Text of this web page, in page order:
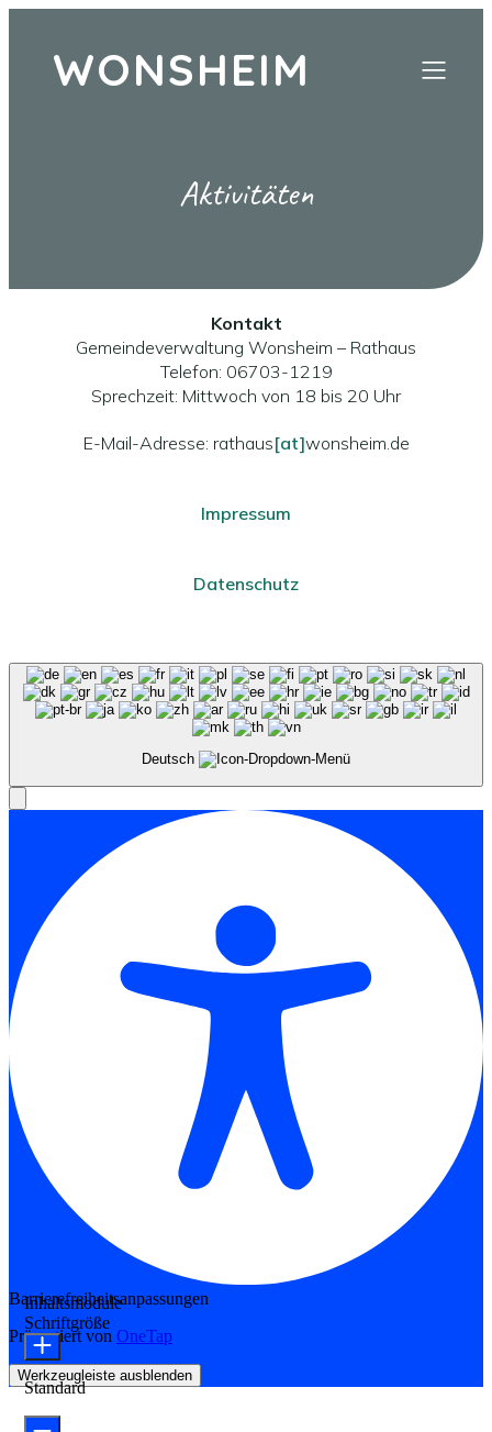
WONSHEIM
Aktivitäten
Kontakt
Gemeindeverwaltung Wonsheim – Rathaus
Telefon: 06703-1219
Sprechzeit: Mittwoch von 18 bis 20 Uhr
E-Mail-Adresse: rathaus[at]wonsheim.de
Impressum
Datenschutz
Deutsch
Barrierefreiheitsanpassungen
Präsentiert von OneTap
Werkzeugleiste ausblenden
Inhaltsmodule
Schriftgröße
Standard